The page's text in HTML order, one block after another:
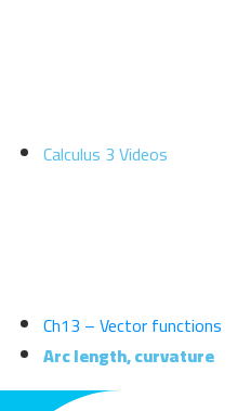
Calculus 3 Videos
Ch13 – Vector functions
Arc length, curvature